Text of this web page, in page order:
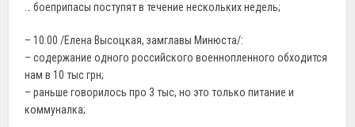
… боеприпасы поступят в течение нескольких недель;
– 10.00 /Елена Высоцкая, замглавы Минюста/:
– содержание одного российского военнопленного обходится
нам в 10 тыс грн;
– раньше говорилось про 3 тыс, но это только питание и
коммуналка;